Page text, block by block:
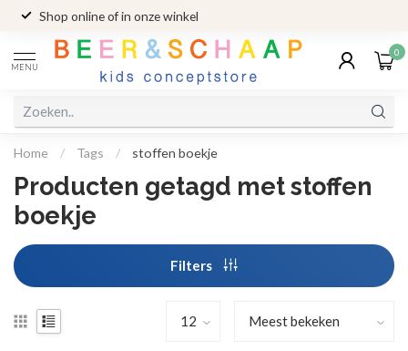
Shop online of in onze winkel
MENU
0
Home / Tags / stoffen boekje
Producten getagd met stoffen
boekje
Filters